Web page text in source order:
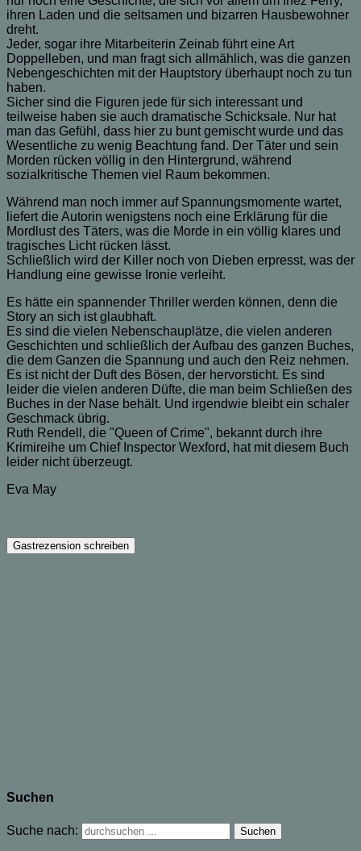
ihren Laden und die seltsamen und bizarren Hausbewohner
dreht.
Jeder, sogar ihre Mitarbeiterin Zeinab führt eine Art
Doppelleben, und man fragt sich allmählich, was die ganzen
Nebengeschichten mit der Hauptstory überhaupt noch zu tun
haben.
Sicher sind die Figuren jede für sich interessant und
teilweise haben sie auch dramatische Schicksale. Nur hat
man das Gefühl, dass hier zu bunt gemischt wurde und das
Wesentliche zu wenig Beachtung fand. Der Täter und sein
Morden rücken völlig in den Hintergrund, während
sozialkritische Themen viel Raum bekommen.
Während man noch immer auf Spannungsmomente wartet,
liefert die Autorin wenigstens noch eine Erklärung für die
Mordlust des Täters, was die Morde in ein völlig klares und
tragisches Licht rücken lässt.
Schließlich wird der Killer noch von Dieben erpresst, was der
Handlung eine gewisse Ironie verleiht.
Es hätte ein spannender Thriller werden können, denn die
Story an sich ist glaubhaft.
Es sind die vielen Nebenschauplätze, die vielen anderen
Geschichten und schließlich der Aufbau des ganzen Buches,
die dem Ganzen die Spannung und auch den Reiz nehmen.
Es ist nicht der Duft des Bösen, der hervorsticht. Es sind
leider die vielen anderen Düfte, die man beim Schließen des
Buches in der Nase behält. Und irgendwie bleibt ein schaler
Geschmack übrig.
Ruth Rendell, die "Queen of Crime", bekannt durch ihre
Krimireihe um Chief Inspector Wexford, hat mit diesem Buch
leider nicht überzeugt.
Eva May
Suchen
Suche nach: